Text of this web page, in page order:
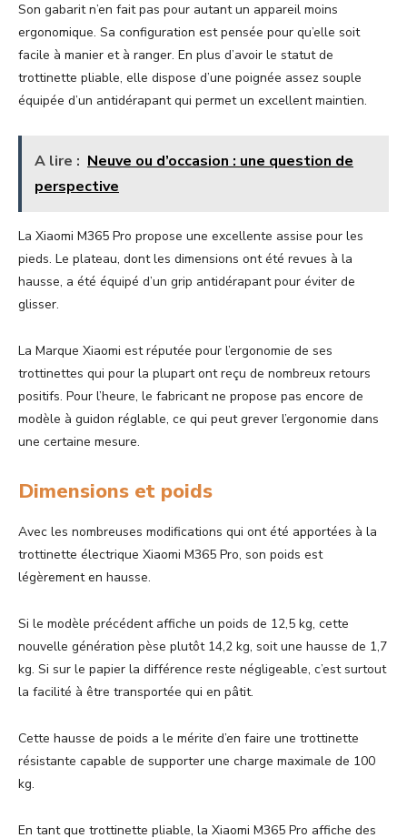
Son gabarit n’en fait pas pour autant un appareil moins
ergonomique. Sa configuration est pensée pour qu’elle soit
facile à manier et à ranger. En plus d’avoir le statut de
trottinette pliable, elle dispose d’une poignée assez souple
équipée d’un antidérapant qui permet un excellent maintien.
A lire : Neuve ou d’occasion : une question de
perspective
La Xiaomi M365 Pro propose une excellente assise pour les
pieds. Le plateau, dont les dimensions ont été revues à la
hausse, a été équipé d’un grip antidérapant pour éviter de
glisser.
La Marque Xiaomi est réputée pour l’ergonomie de ses
trottinettes qui pour la plupart ont reçu de nombreux retours
positifs. Pour l’heure, le fabricant ne propose pas encore de
modèle à guidon réglable, ce qui peut grever l’ergonomie dans
une certaine mesure.
Dimensions et poids
Avec les nombreuses modifications qui ont été apportées à la
trottinette électrique Xiaomi M365 Pro, son poids est
légèrement en hausse.
Si le modèle précédent affiche un poids de 12,5 kg, cette
nouvelle génération pèse plutôt 14,2 kg, soit une hausse de 1,7
kg. Si sur le papier la différence reste négligeable, c’est surtout
la facilité à être transportée qui en pâtit.
Cette hausse de poids a le mérite d’en faire une trottinette
résistante capable de supporter une charge maximale de 100
kg.
En tant que trottinette pliable, la Xiaomi M365 Pro affiche des